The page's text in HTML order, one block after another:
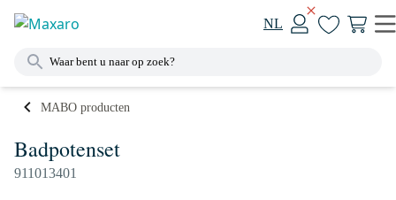
NL
MABO producten
Badpotenset
911013401